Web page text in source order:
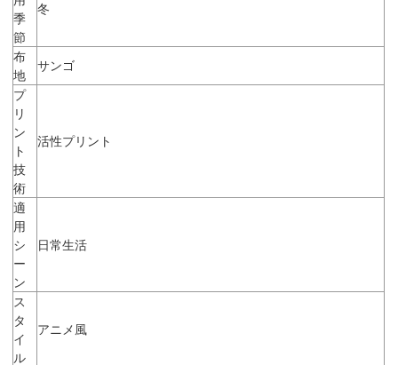
季
節
冬
布
地
サンゴ
プ
リ
ン
ト
技
術
活性プリント
適
用
シ
ー
ン
日常生活
ス
タ
イ
ル
アニメ風